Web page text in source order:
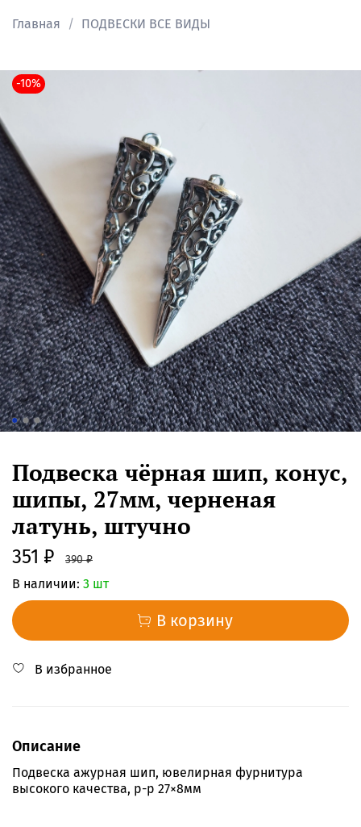
Главная ПОДВЕСКИ ВСЕ ВИДЫ
-10%
Подвеска чёрная шип, конус,
шипы, 27мм, черненая
латунь, штучно
351 ₽ 390 ₽
В наличии: 3 шт
В корзину
В избранное
Описание
Подвеска ажурная шип, ювелирная фурнитура
высокого качества, р-р 27×8мм